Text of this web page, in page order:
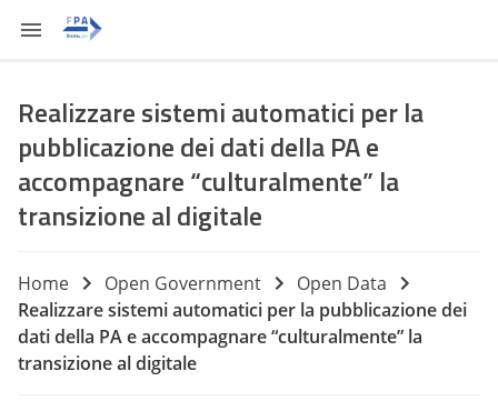
Realizzare sistemi automatici per la
pubblicazione dei dati della PA e
accompagnare “culturalmente” la
transizione al digitale
Home Open Government
Open Data
Realizzare sistemi automatici per la pubblicazione dei
dati della PA e accompagnare “culturalmente” la
transizione al digitale